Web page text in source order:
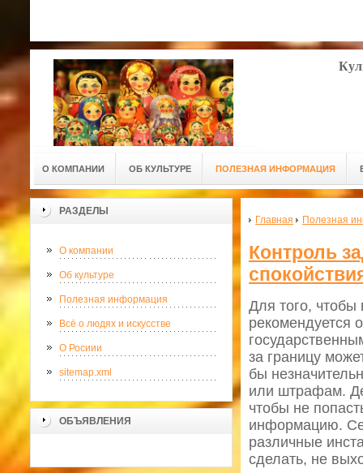
О КОМПАНИИ ОБ КУЛЬТУРЕ ПОЛЕЗНАЯ ИНФОРМАЦИЯ
РАЗДЕЛЫ
О компании
Об культуре
Полезная информация
Всё о людях и искусстве
О Росиии
sitemap.xml
ОБЪЯВЛЕНИЯ
Главная Полезная
Контроль
Для того, чтобы
рекомендуется
за границу
бы
или штрафам.
чтобы не
информацию.
различные
сделать, не